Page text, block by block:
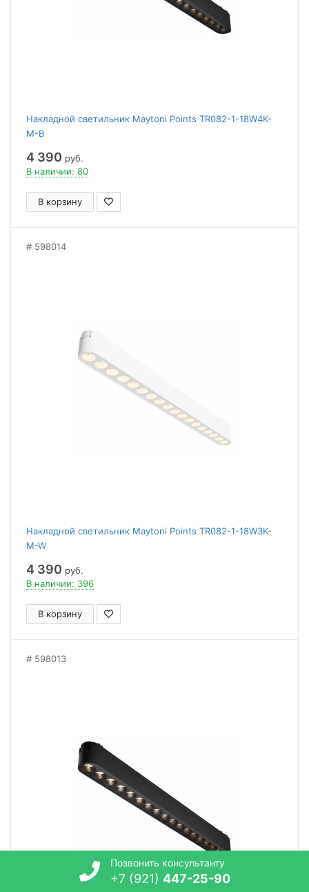
Накладной светильник Maytoni Points TR082-1-18W4K-
M-B
4 390 руб.
В наличии: 80
В корзину
598014
Накладной светильник Maytoni Points TR082-1-18W3K-
M-W
4 390 руб.
В наличии: 396
В корзину
598013
Позвонить консультанту
+7 (921) 447-25-90